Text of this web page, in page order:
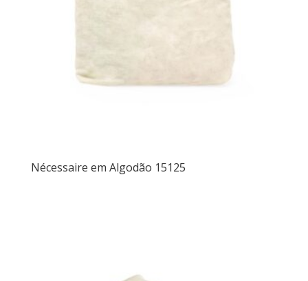
Nécessaire em Algodão 15125